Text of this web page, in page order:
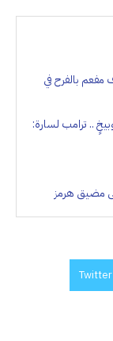
مفعم بالفرح في
.. ترامب لسارة:
مضيق هرمز
Twitter